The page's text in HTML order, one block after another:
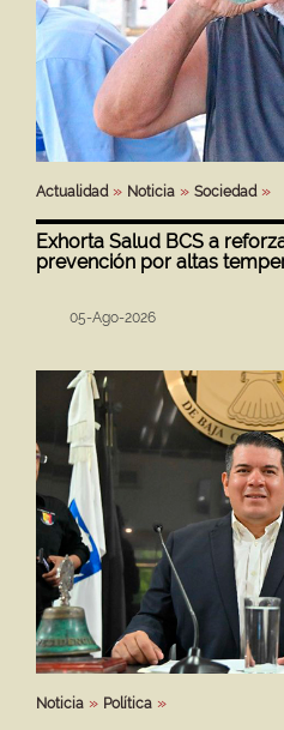
Actualidad Noticia Sociedad
Exhorta Salud BCS a
prevención por altas
05-Ago-2026
Noticia Política